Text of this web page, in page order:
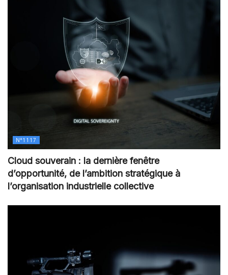
N°1117
Cloud souverain : la dernière fenêtre
d’opportunité, de l’ambition stratégique à
l’organisation industrielle collective